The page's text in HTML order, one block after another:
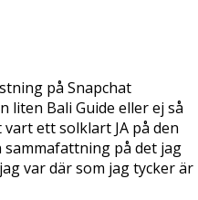
på Snapchat
liten Bali Guide eller ej så
ett solklart JA på den
på det jag
var där som jag tycker är